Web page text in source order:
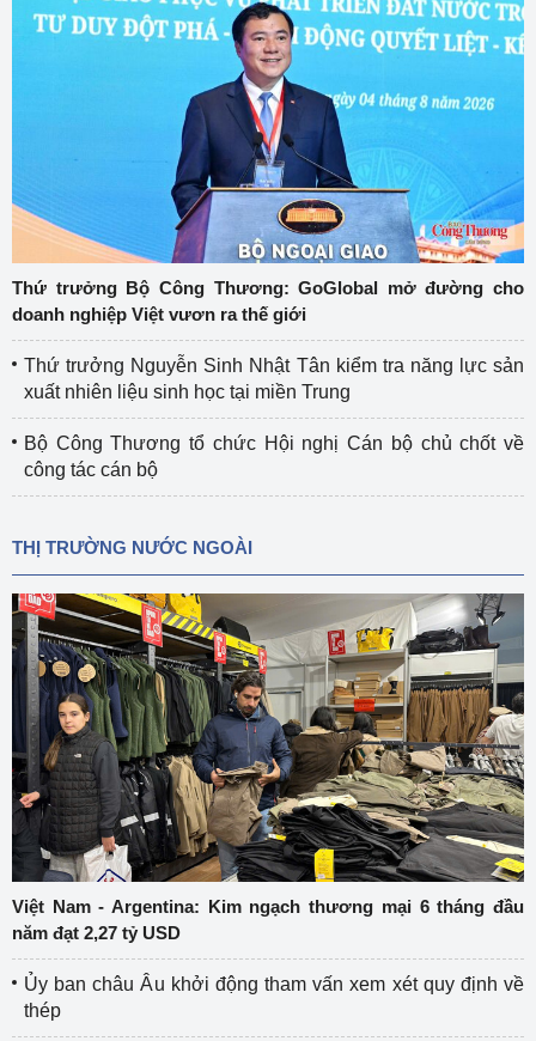
Thứ trưởng Bộ Công Thương: GoGlobal mở đường cho
doanh nghiệp Việt vươn ra thế giới
Thứ trưởng Nguyễn Sinh Nhật Tân kiểm tra năng lực sản
xuất nhiên liệu sinh học tại miền Trung
Bộ Công Thương tổ chức Hội nghị Cán bộ chủ chốt về
công tác cán bộ
THỊ TRƯỜNG NƯỚC NGOÀI
Việt Nam - Argentina: Kim ngạch thương mại 6 tháng đầu
năm đạt 2,27 tỷ USD
Ủy ban châu Âu khởi động tham vấn xem xét quy định về
thép